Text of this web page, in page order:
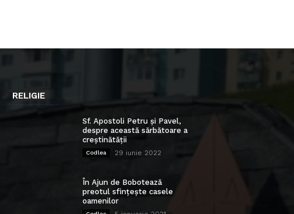
RELIGIE
Sf. Apostoli Petru și Pavel,
despre această sărbătoare a
creștinătății
Codlea 29 iunie 2022
În Ajun de Bobotează
preotul sfințește casele
oamenilor